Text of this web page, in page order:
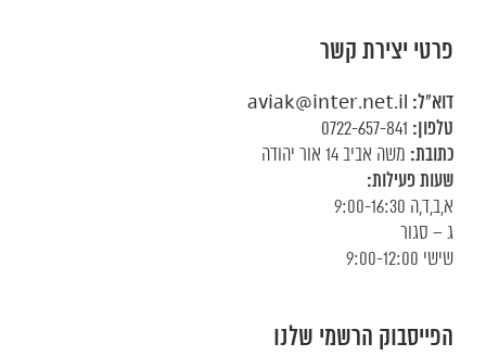
פרטי יצירת קשר
דוא"ל: aviak@inter.net.il
טלפון: 0722-657-841
כתובת: משה אביב 14 אור יהודה
שעות פעילות:
א,ב,ד,ה 9:00-16:30
ג – סגור
שישי 9:00-12:00
הפייסבוק הרשמי שלנו